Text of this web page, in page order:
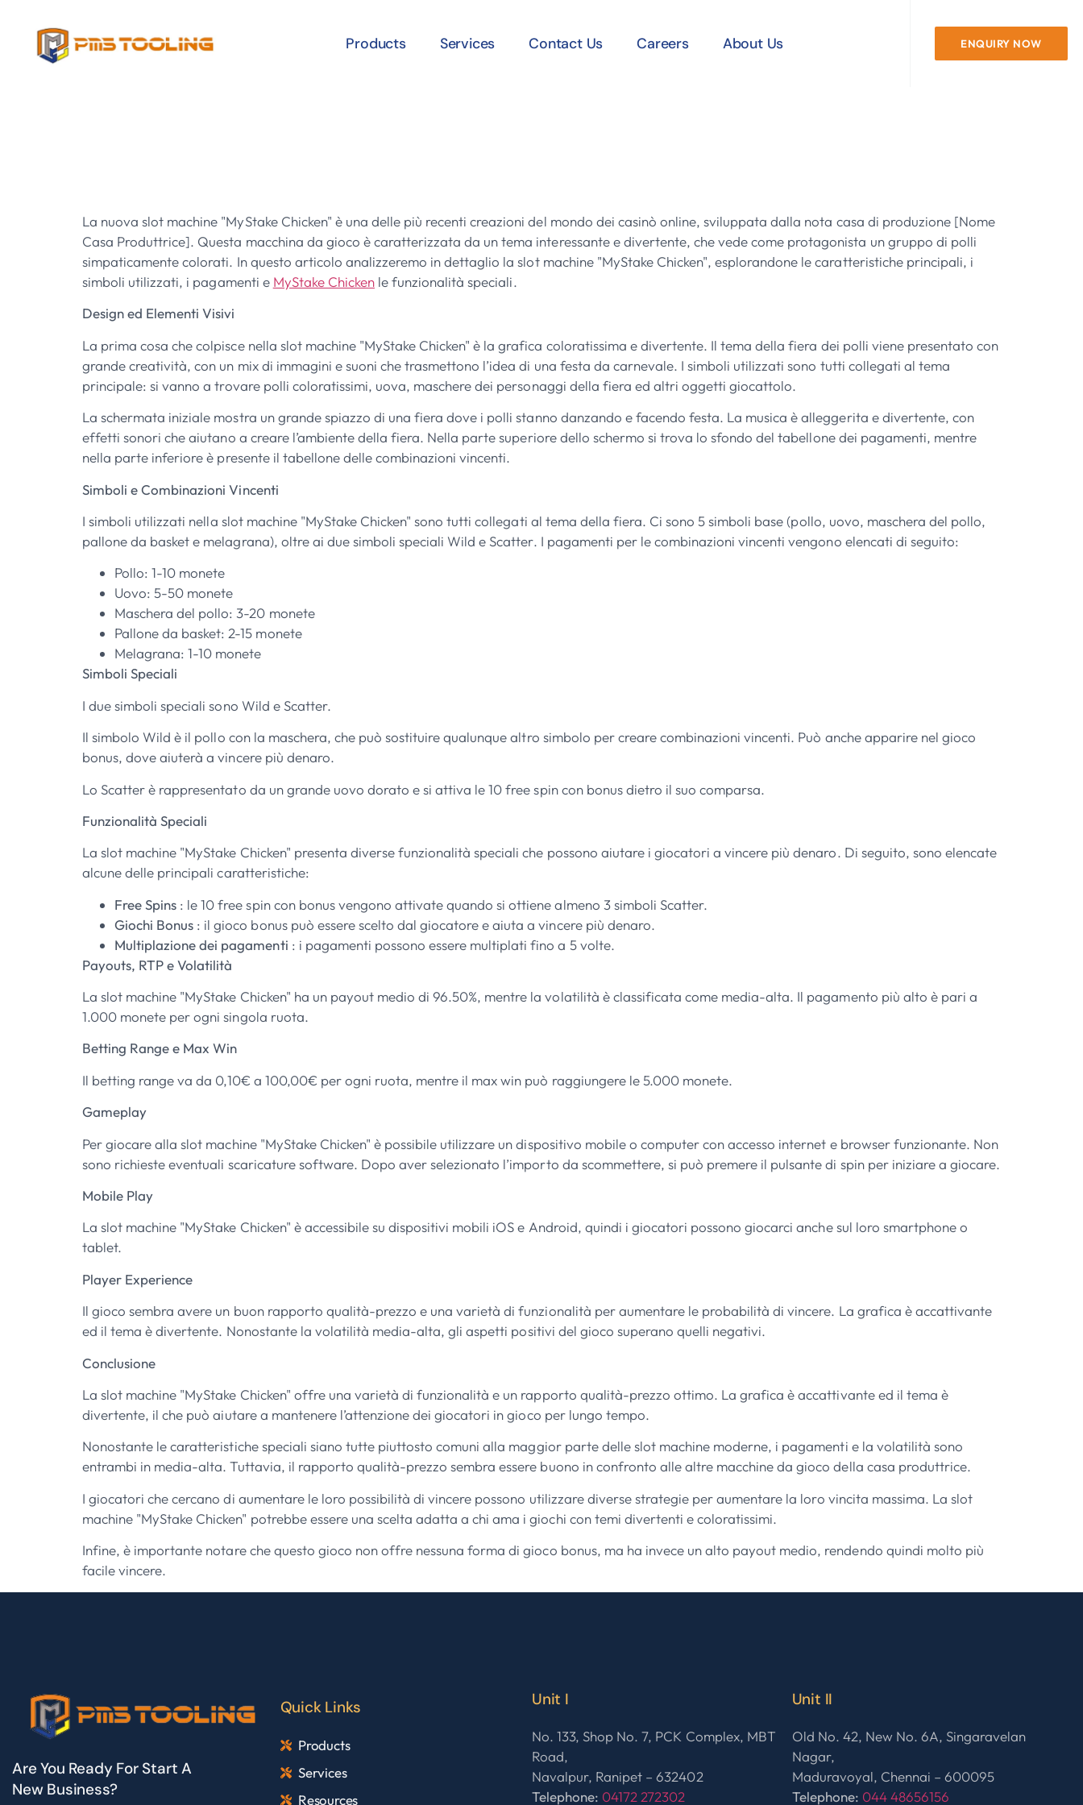
Products Services Contact Us Careers About Us ENQUIRY NOW
La nuova slot machine "MyStake Chicken" è una delle più recenti creazioni del mondo dei casinò online, sviluppata dalla nota casa di produzione [Nome
Casa Produttrice]. Questa macchina da gioco è caratterizzata da un tema interessante e divertente, che vede come protagonista un gruppo di polli
simpaticamente colorati. In questo articolo analizzeremo in dettaglio la slot machine "MyStake Chicken", esplorandone le caratteristiche principali, i
simboli utilizzati, i pagamenti e MyStake Chicken le funzionalità speciali.
Design ed Elementi Visivi
La prima cosa che colpisce nella slot machine "MyStake Chicken" è la grafica coloratissima e divertente. Il tema della fiera dei polli viene presentato con
grande creatività, con un mix di immagini e suoni che trasmettono l’idea di una festa da carnevale. I simboli utilizzati sono tutti collegati al tema
principale: si vanno a trovare polli coloratissimi, uova, maschere dei personaggi della fiera ed altri oggetti giocattolo.
La schermata iniziale mostra un grande spiazzo di una fiera dove i polli stanno danzando e facendo festa. La musica è alleggerita e divertente, con
effetti sonori che aiutano a creare l’ambiente della fiera. Nella parte superiore dello schermo si trova lo sfondo del tabellone dei pagamenti, mentre
nella parte inferiore è presente il tabellone delle combinazioni vincenti.
Simboli e Combinazioni Vincenti
I simboli utilizzati nella slot machine "MyStake Chicken" sono tutti collegati al tema della fiera. Ci sono 5 simboli base (pollo, uovo, maschera del pollo,
pallone da basket e melagrana), oltre ai due simboli speciali Wild e Scatter. I pagamenti per le combinazioni vincenti vengono elencati di seguito:
Pollo: 1-10 monete
Uovo: 5-50 monete
Maschera del pollo: 3-20 monete
Pallone da basket: 2-15 monete
Melagrana: 1-10 monete
Simboli Speciali
I due simboli speciali sono Wild e Scatter.
Il simbolo Wild è il pollo con la maschera, che può sostituire qualunque altro simbolo per creare combinazioni vincenti. Può anche apparire nel gioco
bonus, dove aiuterà a vincere più denaro.
Lo Scatter è rappresentato da un grande uovo dorato e si attiva le 10 free spin con bonus dietro il suo comparsa.
Funzionalità Speciali
La slot machine "MyStake Chicken" presenta diverse funzionalità speciali che possono aiutare i giocatori a vincere più denaro. Di seguito, sono elencate
alcune delle principali caratteristiche:
Free Spins : le 10 free spin con bonus vengono attivate quando si ottiene almeno 3 simboli Scatter.
Giochi Bonus : il gioco bonus può essere scelto dal giocatore e aiuta a vincere più denaro.
Multiplazione dei pagamenti : i pagamenti possono essere multiplati fino a 5 volte.
Payouts, RTP e Volatilità
La slot machine "MyStake Chicken" ha un payout medio di 96.50%, mentre la volatilità è classificata come media-alta. Il pagamento più alto è pari a
1.000 monete per ogni singola ruota.
Betting Range e Max Win
Il betting range va da 0,10€ a 100,00€ per ogni ruota, mentre il max win può raggiungere le 5.000 monete.
Gameplay
Per giocare alla slot machine "MyStake Chicken" è possibile utilizzare un dispositivo mobile o computer con accesso internet e browser funzionante. Non
sono richieste eventuali scaricature software. Dopo aver selezionato l’importo da scommettere, si può premere il pulsante di spin per iniziare a giocare.
Mobile Play
La slot machine "MyStake Chicken" è accessibile su dispositivi mobili iOS e Android, quindi i giocatori possono giocarci anche sul loro smartphone o
tablet.
Player Experience
Il gioco sembra avere un buon rapporto qualità-prezzo e una varietà di funzionalità per aumentare le probabilità di vincere. La grafica è accattivante
ed il tema è divertente. Nonostante la volatilità media-alta, gli aspetti positivi del gioco superano quelli negativi.
Conclusione
La slot machine "MyStake Chicken" offre una varietà di funzionalità e un rapporto qualità-prezzo ottimo. La grafica è accattivante ed il tema è
divertente, il che può aiutare a mantenere l’attenzione dei giocatori in gioco per lungo tempo.
Nonostante le caratteristiche speciali siano tutte piuttosto comuni alla maggior parte delle slot machine moderne, i pagamenti e la volatilità sono
entrambi in media-alta. Tuttavia, il rapporto qualità-prezzo sembra essere buono in confronto alle altre macchine da gioco della casa produttrice.
I giocatori che cercano di aumentare le loro possibilità di vincere possono utilizzare diverse strategie per aumentare la loro vincita massima. La slot
machine "MyStake Chicken" potrebbe essere una scelta adatta a chi ama i giochi con temi divertenti e coloratissimi.
Infine, è importante notare che questo gioco non offre nessuna forma di gioco bonus, ma ha invece un alto payout medio, rendendo quindi molto più
facile vincere.
Are You Ready For Start A
New Business?
Quick Links
Products
Services
Resources
Unit I
No. 133, Shop No. 7, PCK Complex, MBT
Road,
Navalpur, Ranipet – 632402
Telephone: 04172 272302
Unit II
Old No. 42, New No. 6A, Singaravelan
Nagar,
Maduravoyal, Chennai – 600095
Telephone: 044 48656156